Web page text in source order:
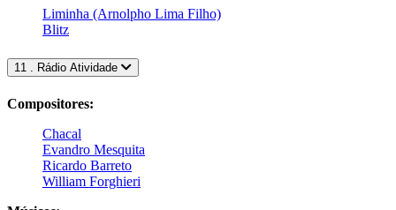
Liminha (Arnolpho Lima Filho)
Blitz
11 . Rádio Atividade
Compositores:
Chacal
Evandro Mesquita
Ricardo Barreto
William Forghieri